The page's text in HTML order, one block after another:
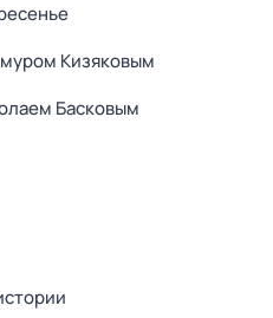
Кизяковым
Басковым